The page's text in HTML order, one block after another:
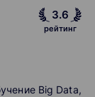
3.6
рейтинг
Big Data,